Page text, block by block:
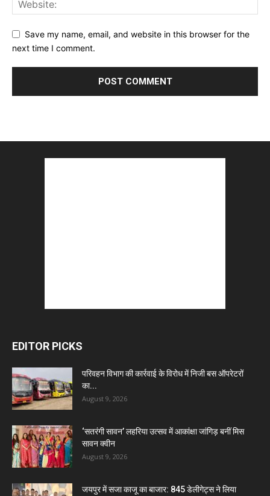
Save my name, email, and website in this browser for the
next time I comment.
EDITOR PICKS
परिवहन विभाग की कार्रवाई के विरोध में निजी बस ऑपरेटरों
का...
August 9, 2026
‘सतरंगी सावन’ लहरिया उत्सव में आकांक्षा जांगिड़ बनीं मिस
सावन क्वीन
August 9, 2026
जयपुर में सजा काजू का बाजार: 845 डेलीगेट्स ने लिया